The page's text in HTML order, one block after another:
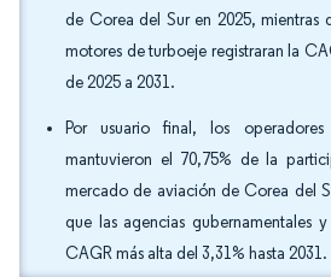
de Corea del Sur en 2025, mientras
motores de turboeje registraran la
de 2025 a 2031.
Por usuario final, los
mantuvieron el 70,75% de la
mercado de aviación de Corea del
que las agencias gubernamentales
CAGR más alta del 3,31% hasta 2031.